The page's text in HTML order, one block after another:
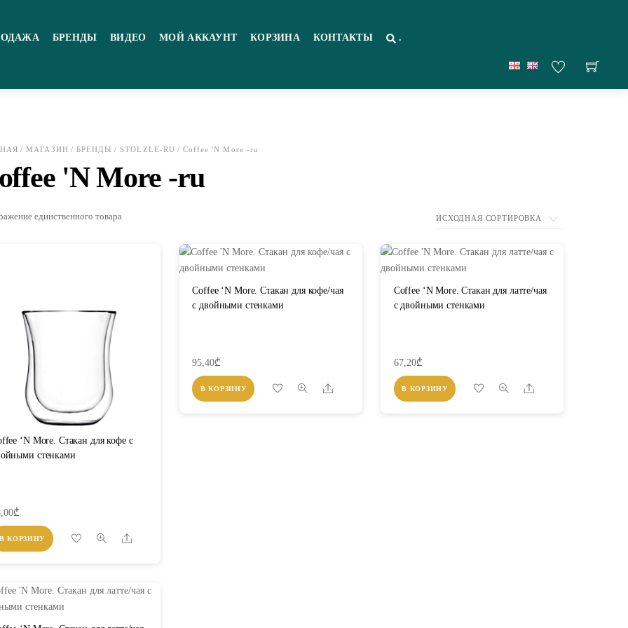
БРЕНДЫ ВИДЕО МОЙ АККАУНТ КОРЗИНА КОНТАКТЫ .
/МАГАЗИН/ БРЕНДЫ /STOLZLE-RU/ Coffee 'N More -ru
'N More -ru
единственного товара
‘N More. Стакан для кофе с
стенками
₾
В КОРЗИНУ Share
Coffee ‘N More. Стакан для кофе/чая
с двойными стенками
95,40₾
В КОРЗИНУ Share
Coffee ‘N More. Стакан для латте/чая
с двойными стенками
67,20₾
В КОРЗИНУ Share